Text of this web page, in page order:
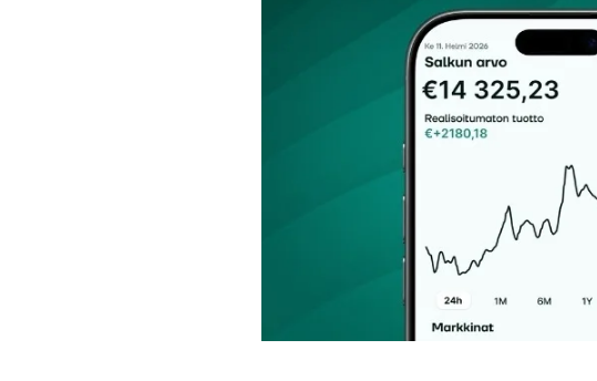
Tilaa SalkunRakentajan uutiskirje